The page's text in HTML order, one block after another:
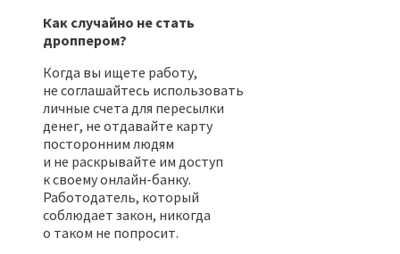
Как случайно не стать
дроппером?
Когда вы ищете работу,
не соглашайтесь использовать
личные счета для пересылки
денег, не отдавайте карту
посторонним людям
и не раскрывайте им доступ
к своему онлайн-банку.
Работодатель, который
соблюдает закон, никогда
о таком не попросит.